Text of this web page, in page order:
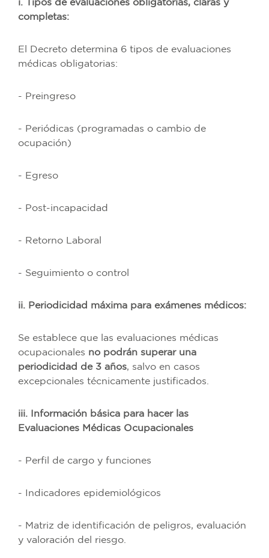
i. Tipos de evaluaciones obligatorias, claras y
completas:
El Decreto determina 6 tipos de evaluaciones
médicas obligatorias:
- Preingreso
- Periódicas (programadas o cambio de
ocupación)
- Egreso
- Post-incapacidad
- Retorno Laboral
- Seguimiento o control
ii. Periodicidad máxima para exámenes médicos:
Se establece que las evaluaciones médicas
ocupacionales no podrán superar una
periodicidad de 3 años, salvo en casos
excepcionales técnicamente justificados.
iii. Información básica para hacer las
Evaluaciones Médicas Ocupacionales
- Perfil de cargo y funciones
- Indicadores epidemiológicos
- Matriz de identificación de peligros, evaluación
y valoración del riesgo.